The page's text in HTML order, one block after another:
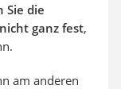
Sie die
ganz fest,
am anderen